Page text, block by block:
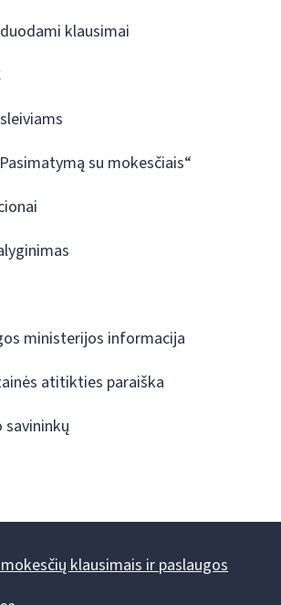
klausimai
su mokesčiais“
ministerijos informacija
atitikties paraiška
klausimais ir paslaugos